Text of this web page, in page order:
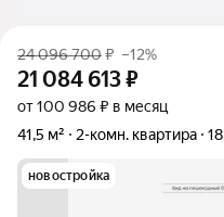
24 096 700₽ –12%
21 084 613₽
от 100 986 ₽ в месяц
41,5 м²
2-комн. квартира
новостройка